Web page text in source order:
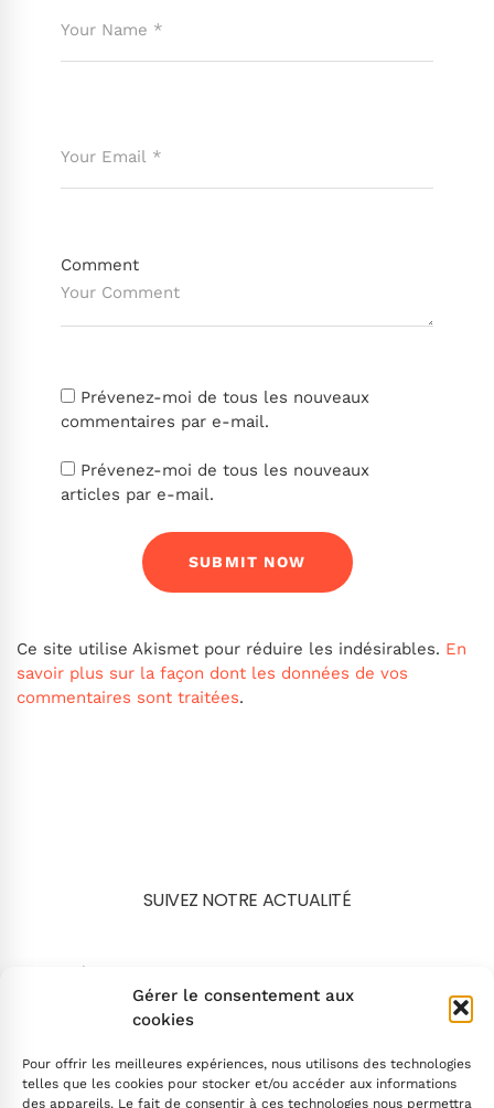
Gérer le consentement aux
cookies
Pour offrir les meilleures expériences, nous utilisons des technologies
telles que les cookies pour stocker et/ou accéder aux informations
des appareils. Le fait de consentir à ces technologies nous permettra
Comment
Prévenez-moi de tous les nouveaux
commentaires par e-mail.
Prévenez-moi de tous les nouveaux
articles par e-mail.
Ce site utilise Akismet pour réduire les indésirables. En
savoir plus sur la façon dont les données de vos
commentaires sont traitées.
SUIVEZ NOTRE ACTUALITÉ
Search